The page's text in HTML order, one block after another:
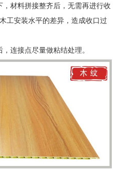
材料拼接整齐后，无需再进行收
工安装水平的差异，造成收口过
连接点尽量做粘结处理。